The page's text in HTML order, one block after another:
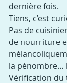
dernière fois.
Tiens, c’est
Pas de
de nourriture
la pénombre…
Vérification du